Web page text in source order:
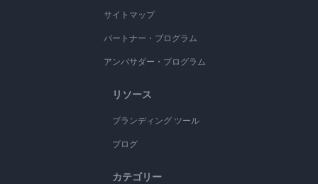
サイトマップ
パートナー・プログラム
アンバサダー・プログラム
リソース
ブランディング ツール
ブログ
カテゴリー